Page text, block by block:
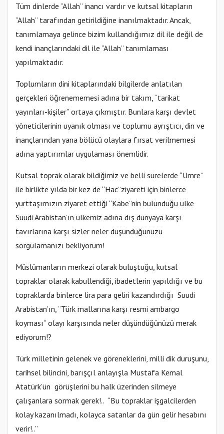
Tüm dinlerde “Allah” inancı vardır ve kutsal kitapların
“Allah” tarafından getirildiğine inanılmaktadır. Ancak,
tanımlamaya gelince bizim kullandığımız dil ile değil de
kendi inançlarındaki dil ile “Allah” tanımlaması
yapılmaktadır.
Toplumların dini kitaplarındaki bilgilerde anlatılan
gerçekleri öğrenememesi adına bir takım, “tarikat
yayınları-kişiler” ortaya çıkmıştır. Bunlara karşı devlet
yöneticilerinin uyanık olması ve toplumu ayrıştıcı, din ve
inançlarından yana bölücü olaylara fırsat verilmemesi
adına yaptırımlar uygulaması önemlidir.
Kutsal toprak olarak bildiğimiz ve belli sürelerde “Umre”
ile birlikte yılda bir kez de “Hac”ziyareti için binlerce
yurttaşımızın ziyaret ettiği “Kabe”nin bulunduğu ülke
Suudi Arabistan’ın ülkemiz adına dış dünyaya karşı
tavırlarına karşı sizler neler düşündüğünüzü
sorgulamanızı bekliyorum!
Müslümanların merkezi olarak buluştuğu, kutsal
topraklar olarak kabullendiği, ibadetlerin yapıldığı ve bu
topraklarda binlerce lira para geliri kazandırdığı Suudi
Arabistan’ın, “Türk mallarına karşı resmi ambargo
koyması” olayı karşısında neler düşündüğünüzü merak
ediyorum!?
Türk milletinin gelenek ve göreneklerini, milli dik duruşunu,
tarihsel bilincini, barışçıl anlayışla Mustafa Kemal
Atatürk’ün görüşlerini bu halk üzerinden silmeye
çalışanlara sormak gerek!.. “Bu topraklar işgalcilerden
kolay kazanılmadı, kolayca satanlar da gün gelir hesabını
verir!..”